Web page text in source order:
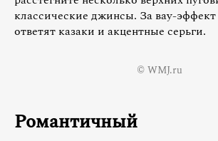
классические джинсы. За вау-эффект
ответят казаки и акцентные серьги.
© WMJ.ru
Романтичный